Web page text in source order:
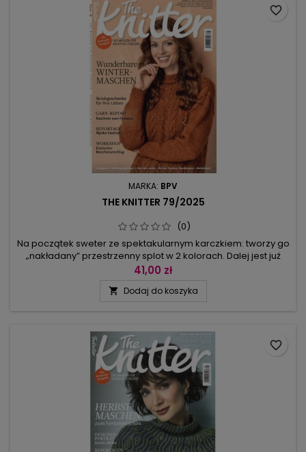
MARKA: BPV
THE KNITTER 79/2025
(0)
Na początek sweter ze spektakularnym karczkiem: tworzy go
„nakładany” przestrzenny splot w 2 kolorach. Dalej jest już
łatwiej, bo możemy zacząć od prostszych ubrań: kardiganu
ażuru i warkoczy na przodzie, raglanowego golfu w
41,00 zł
 Dodaj do koszyka
favorite_border
favorite_border